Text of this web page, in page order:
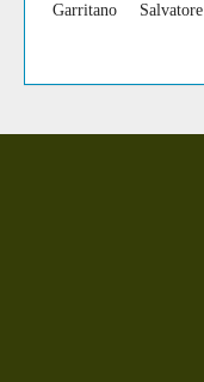
Garritano Salvatore